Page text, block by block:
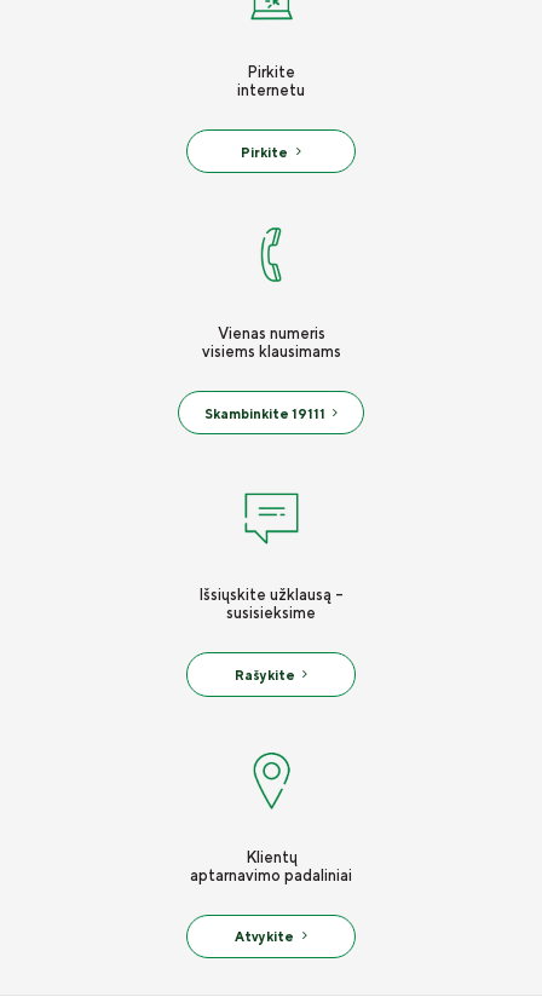
Draudimo tarpininkų sąrašas
Susisiekite
Kelionių draudimas
Pirkinio draudimas
Krovinių draudimas
Specializuotos technikos draudimas
Bendrosios civilinės atsakomybės draudimas
„Seesam“ sveikatos draudimas
Tvarumas
Finansinė informacija
Draudimo tarpininkų sąrašas
Susisiekite
Pirkite
internetu
Pirkite
Vienas numeris
visiems klausimams
Skambinkite 19111
Išsiųskite užklausą -
susisieksime
Rašykite
Klientų
aptarnavimo padaliniai
Atvykite